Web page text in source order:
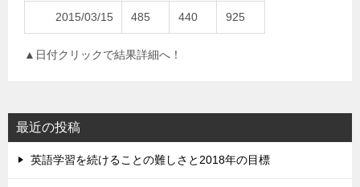
2015/03/15 485 440 925
▲日付クリックで結果詳細へ！
最近の投稿
英語学習を続けることの難しさと2018年の目標